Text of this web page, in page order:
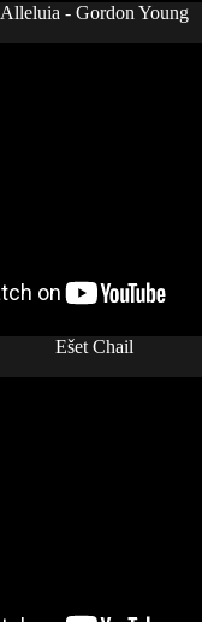
Alleluia - Gordon Young
Ešet Chail